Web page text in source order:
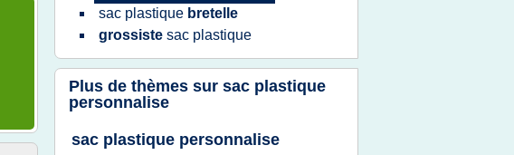
sac plastique bretelle
grossiste sac plastique
Plus de thèmes sur sac plastique
personnalise
sac plastique personnalise